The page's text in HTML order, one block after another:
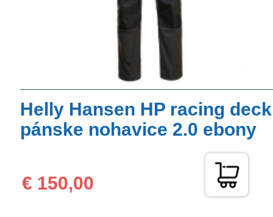
Helly Hansen HP racing deck
pánske nohavice 2.0 ebony
€ 150,00